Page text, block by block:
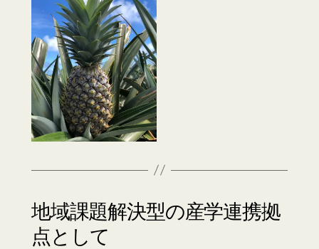
地域課題解決型の産学連携拠
点として